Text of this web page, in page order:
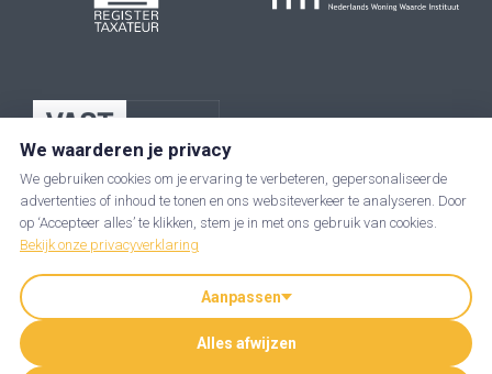
| BTW nummer: NL864919542B01
We waarderen je privacy
We gebruiken cookies om je ervaring te verbeteren, gepersonaliseerde
advertenties of inhoud te tonen en ons websiteverkeer te analyseren. Door
op ‘Accepteer alles’ te klikken, stem je in met ons gebruik van cookies.
Bekijk onze privacyverklaring
Aanpassen
Alles afwijzen